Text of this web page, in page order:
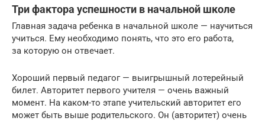
Три фактора успешности в начальной школе
Главная задача ребенка в начальной школе — научиться
учиться. Ему необходимо понять, что это его работа,
за которую он отвечает.
Хороший первый педагог — выигрышный лотерейный
билет. Авторитет первого учителя — очень важный
момент. На каком-то этапе учительский авторитет его
может быть выше родительского. Он (авторитет) очень